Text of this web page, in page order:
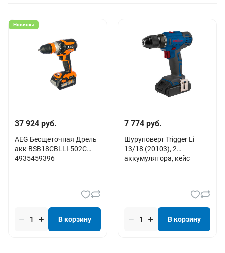
По цене (возрастанию)
По цене (убыванию)
Новинка
37 924 руб.
AEG Бесщеточная Дрель
акк BSB18CBLLI-502C
4935459396
В корзину
7 774 руб.
Шуруповерт Trigger Li
13/18 (20103), 2
аккумулятора, кейс
В корзину